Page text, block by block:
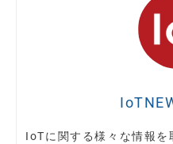
IoTに関する様々な情報を